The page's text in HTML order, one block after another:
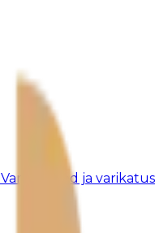
Varjualused ja